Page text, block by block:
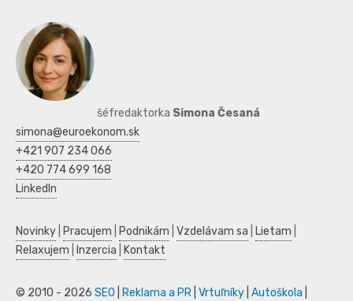
šéfredaktorka Simona Česaná
simona@euroekonom.sk
+421 907 234 066
+420 774 699 168
LinkedIn
Novinky Pracujem Podnikám Vzdelávam sa Lietam
Relaxujem
Inzercia Kontakt
© 2010 - 2026 SEO Reklama a PR Vrtuľníky Autoškola